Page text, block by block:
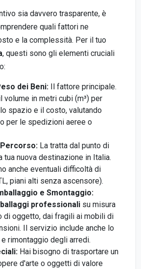
sia davvero trasparente, è
quali fattori ne
e la complessità. Per il tuo
, questi sono gli elementi cruciali
dei Beni: Il fattore principale.
volume in metri cubi (m³) per
spazio e il costo, valutando
per le spedizioni aeree o
La tratta dal punto di
tua nuova destinazione in Italia.
anche eventuali difficoltà di
piani alti senza ascensore).
e Smontaggio:
professionali su misura
di oggetto, dai fragili ai mobili di
Il servizio include anche lo
rimontaggio degli arredi.
Hai bisogno di trasportare un
d'arte o oggetti di valore